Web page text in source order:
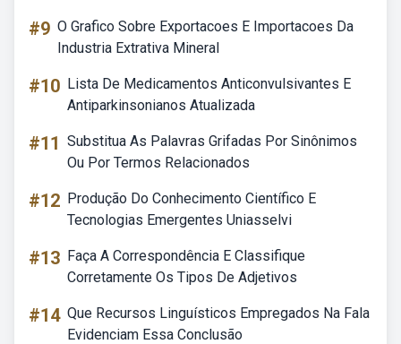
#9 O Grafico Sobre Exportacoes E Importacoes Da
Industria Extrativa Mineral
#10 Lista De Medicamentos Anticonvulsivantes E
Antiparkinsonianos Atualizada
#11 Substitua As Palavras Grifadas Por Sinônimos
Ou Por Termos Relacionados
#12 Produção Do Conhecimento Científico E
Tecnologias Emergentes Uniasselvi
#13 Faça A Correspondência E Classifique
Corretamente Os Tipos De Adjetivos
#14 Que Recursos Linguísticos Empregados Na Fala
Evidenciam Essa Conclusão